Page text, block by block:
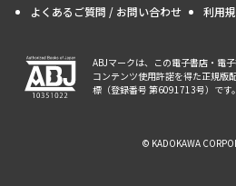
よくあるご質問 / お問い合わせ 利用
ABJマークは、この電子書店・電
コンテンツ使用許諾を得た正規版
標（登録番号 第6091713号）です。
© KADOKAWA